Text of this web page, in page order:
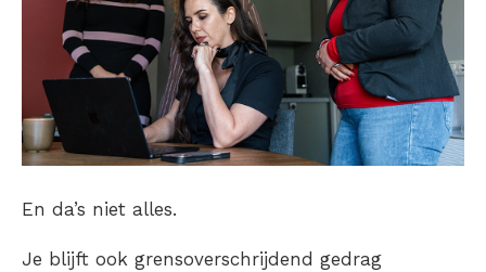
En da’s niet alles.
Je blijft ook grensoverschrijdend gedrag